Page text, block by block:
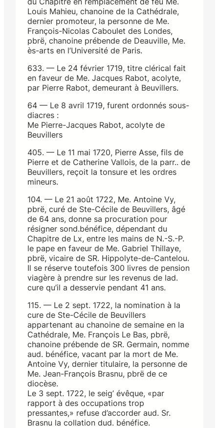
Louis Mahieu, chanoine de la Cathédrale,
dernier promoteur, la personne de Me.
François-Nicolas Caboulet des Londes,
pbrë, chanoine prébende de Deauville, Me.
ès-arts en l’Université de Paris.
633. — Le 24 février 1719, titre clérical fait
en faveur de Me. Jacques Rabot, acolyte,
par Pierre Rabot, demeurant à Beuvillers.
64 — Le 8 avril 1719, furent ordonnés sous-
diacres :
Me Pierre-Jacques Rabot, acolyte de
Beuvillers
405. — Le 11 mai 1720, Pierre Asse, fils de
Pierre et de Catherine Vallois, de la parr.. de
Beuvillers, reçoit la tonsure et les ordres
mineurs.
104. — Le 21 août 1722, Me. Antoine Vy,
pbrë, curé de Ste-Cécile de Beuvillers, âgé
de 64 ans, donne sa procuration pour
résigner sond.bénéfice, dépendant du
Chapitre de Lx, entre les mains de N.-S.-P.
le pape en faveur de Me. Gabriel Thillaye,
pbrë, vicaire de SR. Hippolyte-de-Cantelou.
Il se réserve toutefois 300 livres de pension
viagère à prendre sur les revenus de lad.
cure qu’il a desservie pendant 41 ans.
115. — Le 2 sept. 1722, la nomination à la
cure de Ste-Cécile de Beuvillers
appartenant au chanoine de semaine en la
Cathédrale, Me. François Le Bas, pbrë,
chanoine prébende de SR. Germain, nomme
aud. bénéfice, vacant par la mort de Me.
Antoine Vy, dernier titulaire, la personne de
Me. Jean-François Brasnu, pbrë de ce
diocèse.
Le 3 sept. 1722, le seig’ évêque, «par
rapport à des occupations trop
pressantes,» refuse d’accorder aud. Sr.
Brasnu la collation dud. bénéfice.